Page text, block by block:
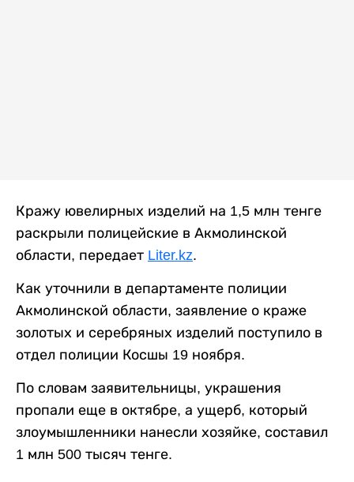
Кражу ювелирных изделий на 1,5 млн тенге
раскрыли полицейские в Акмолинской
области, передает Liter.kz.
Как уточнили в департаменте полиции
Акмолинской области, заявление о краже
золотых и серебряных изделий поступило в
отдел полиции Косшы 19 ноября.
По словам заявительницы, украшения
пропали еще в октябре, а ущерб, который
злоумышленники нанесли хозяйке, составил
1 млн 500 тысяч тенге.